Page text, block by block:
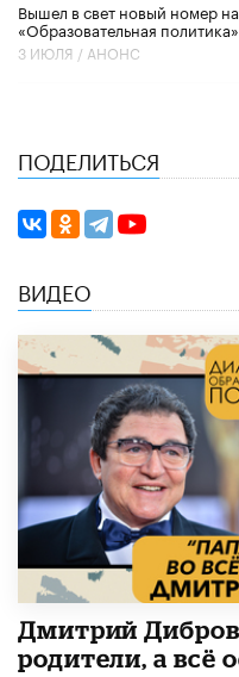
Вышел в свет новый номер
«Образовательная
3 ИЮЛЯ / АНОНС
ПОДЕЛИТЬСЯ
ВИДЕО
Дмитрий
родители, а всё